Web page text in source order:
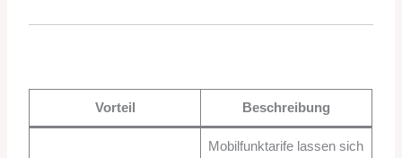
Vorteil Beschreibung
Mobilfunktarife lassen sich